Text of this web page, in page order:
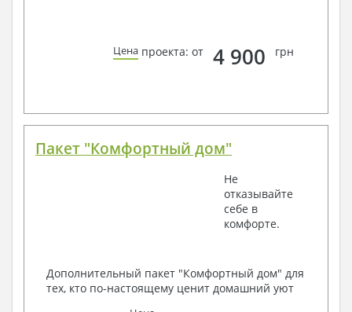
Цена проекта: от 4 900 грн
Пакет "Комфортный дом"
Не
отказывайте
себе в
комфорте.
Дополнительный пакет "Комфортный дом" для
тех, кто по-настоящему ценит домашний уют